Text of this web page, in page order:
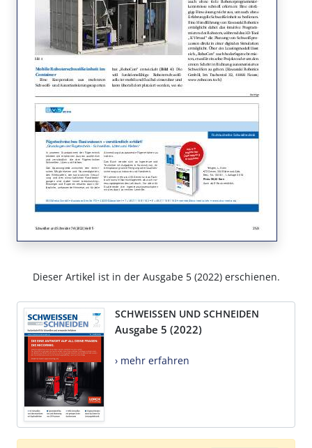
Dieser Artikel ist in der Ausgabe 5 (2022) erschienen.
SCHWEISSEN UND SCHNEIDEN
Ausgabe 5 (2022)
› mehr erfahren